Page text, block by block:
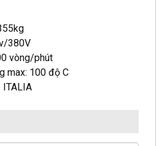
380V
vòng/phút
max: 100 độ C
ITALIA